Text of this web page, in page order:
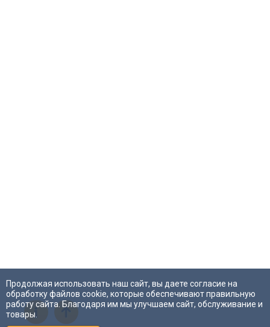
Продолжая использовать наш сайт, вы даете согласие на
обработку файлов cookie, которые обеспечивают правильную
работу сайта. Благодаря им мы улучшаем сайт, обслуживание и
товары.i